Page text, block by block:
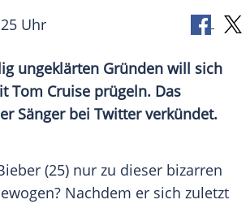
Uhr
ungeklärten Gründen will sich
Tom Cruise prügeln. Das
Sänger bei Twitterverkündet.
(25) nur zu dieser bizarren
Nachdem er sich zuletzt